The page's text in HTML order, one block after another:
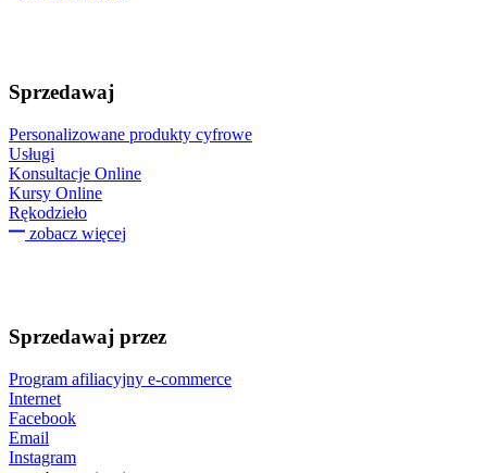
Sprzedawaj
Personalizowane produkty cyfrowe
Usługi
Konsultacje Online
Kursy Online
Rękodzieło
zobacz więcej
Sprzedawaj przez
Program afiliacyjny e-commerce
Internet
Facebook
Email
Instagram